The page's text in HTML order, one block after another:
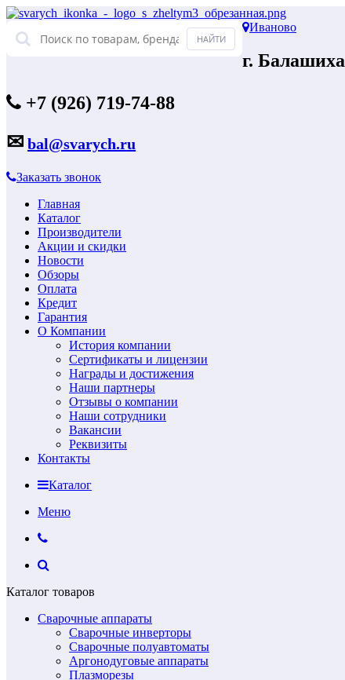
Иваново
г. Балашиха
+7 (926) 719-74-88
✉ bal@svarych.ru
Заказать звонок
Главная
Каталог
Производители
Акции и скидки
Новости
Обзоры
Оплата
Кредит
Гарантия
О Компании
История компании
Сертификаты и лицензии
Награды и достижения
Наши партнеры
Отзывы о компании
Наши сотрудники
Вакансии
Реквизиты
Контакты
Каталог
Меню
Каталог товаров
Сварочные аппараты
Сварочные инверторы
Сварочные полуавтоматы
Аргонодуговые аппараты
Плазморезы